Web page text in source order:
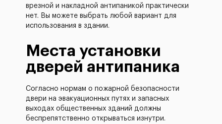
врезной и накладной антипаникой практически
нет. Вы можете выбрать любой вариант для
использования в здании.
Места установки
дверей антипаника
Согласно нормам о пожарной безопасности
двери на эвакуационных путях и запасных
выходах общественных зданий должны
беспрепятственно открываться изнутри.